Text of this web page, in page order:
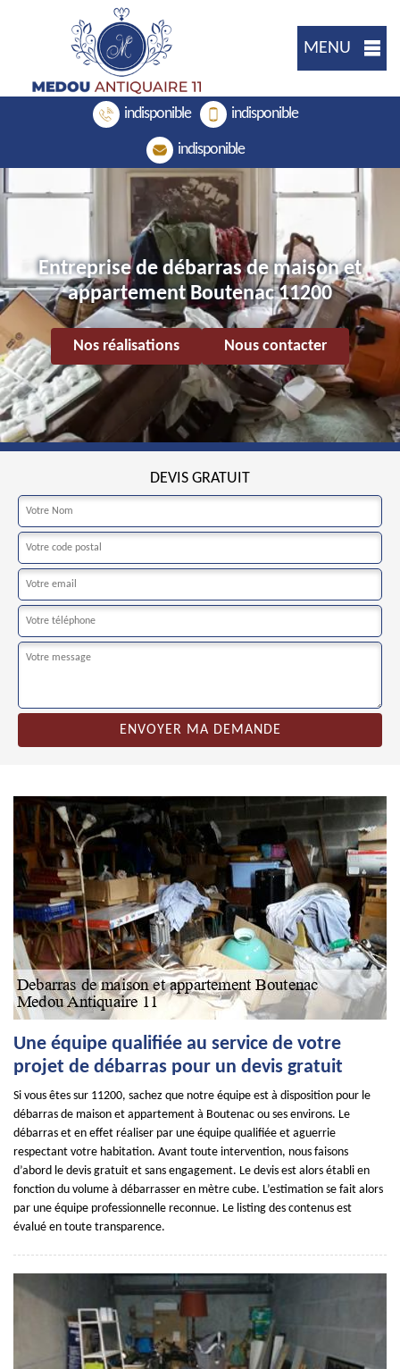
MENU
indisponible indisponible
indisponible
Entreprise de débarras de maison et
appartement Boutenac 11200
Nos réalisations Nous contacter
DEVIS GRATUIT
Une équipe qualifiée au service de votre
projet de débarras pour un devis gratuit
Si vous êtes sur 11200, sachez que notre équipe est à disposition pour le
débarras de maison et appartement à Boutenac ou ses environs. Le
débarras et en effet réaliser par une équipe qualifiée et aguerrie
respectant votre habitation. Avant toute intervention, nous faisons
d’abord le devis gratuit et sans engagement. Le devis est alors établi en
fonction du volume à débarrasser en mètre cube. L’estimation se fait alors
par une équipe professionnelle reconnue. Le listing des contenus est
évalué en toute transparence.